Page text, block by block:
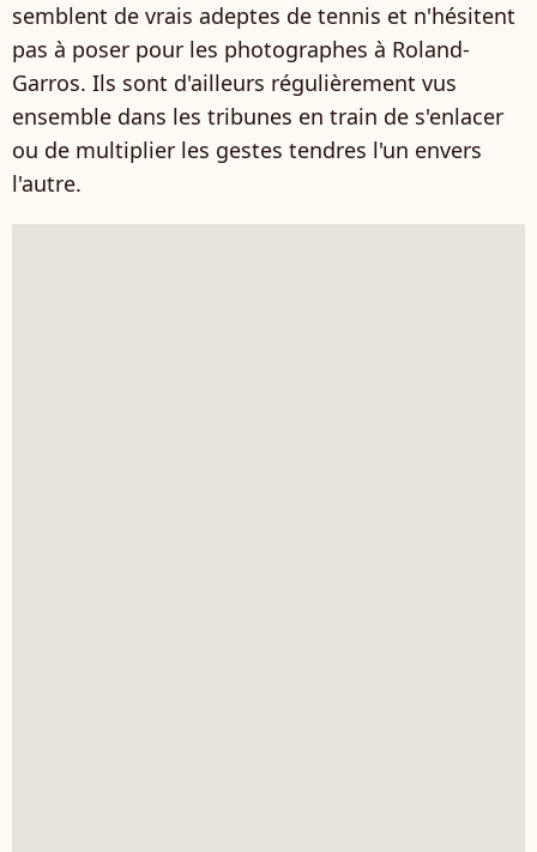
semblent de vrais adeptes de tennis et n'hésitent
pas à poser pour les photographes à Roland-
Garros. Ils sont d'ailleurs régulièrement vus
ensemble dans les tribunes en train de s'enlacer
ou de multiplier les gestes tendres l'un envers
l'autre.